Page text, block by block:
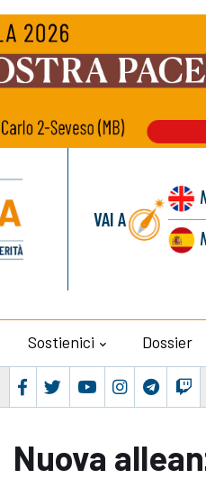
VAI A
Sostienici Dossier
Nuova